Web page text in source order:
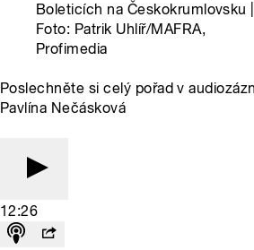
Boleticích na Českokrumlovsku |
Foto: Patrik Uhlíř/MAFRA,
Profimedia
Poslechněte si celý pořad v
Pavlína Nečásková
12:26